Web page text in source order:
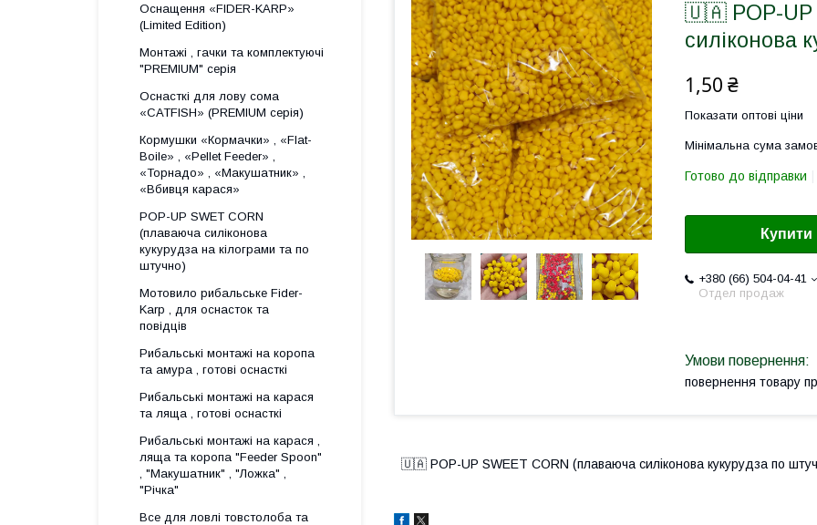
🇺🇦 POP-UP
силіконова
1,50 ₴
Показати оптові ціни
Мінімальна сума
Готово до відправки
Купити
+380 (66) 504-04-41
Отдел продаж
повернення товару
🇺🇦 POP-UP SWEET CORN (плаваюча силіконова кукурудза по
Оснащення «FIDER-KARP»
(Limited Edition)
Монтажі , гачки та комплектуючі
"PREMIUM" серія
Оснасткі для лову сома
«CATFISH» (PREMIUM серія)
Кормушки «Кормачки» , «Flat-
Boile» , «Pellet Feeder» ,
«Торнадо» , «Макушатник» ,
«Вбивця карася»
POP-UP SWET CORN
(плаваюча силіконова
кукурудза на кілограми та по
штучно)
Мотовило рибальське Fider-
Karp , для оснасток та
повідців
Рибальські монтажі на коропа
та амура , готові оснасткі
Рибальські монтажі на карася
та ляща , готові оснасткі
Рибальські монтажі на карася ,
ляща та коропа "Feeder Spoon"
, "Макушатник" , "Ложка" ,
"Річка"
Все для ловлi товстолоба та